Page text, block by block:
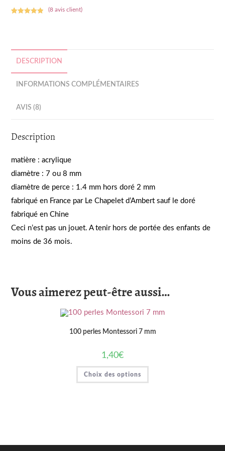
notations
client
(8 avis client)
DESCRIPTION
INFORMATIONS COMPLÉMENTAIRES
AVIS (8)
Description
matière : acrylique
diamètre : 7 ou 8 mm
diamètre de perce : 1.4 mm hors doré 2 mm
fabriqué en France par Le Chapelet d’Ambert sauf le doré
fabriqué en Chine
Ceci n’est pas un jouet. A tenir hors de portée des enfants de
moins de 36 mois.
Vous aimerez peut-être aussi…
100 perles Montessori 7 mm
1,40€
Choix des options
a
la